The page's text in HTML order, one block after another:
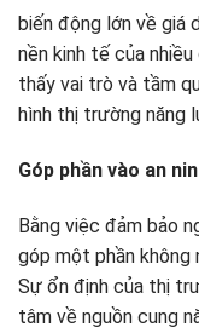
biến động lớn về giá
nền kinh tế của
thấy vai trò và tầm
hình thị trường năng
Góp phần vào an
Bằng việc đảm bảo
góp một phần không
Sự ổn định của thị
tâm về nguồn cung